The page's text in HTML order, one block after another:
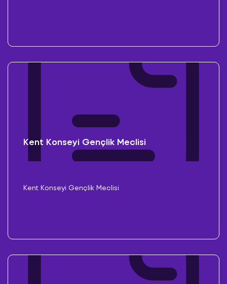
Kent Konseyi Gençlik Meclisi
Kent Konseyi Gençlik Meclisi